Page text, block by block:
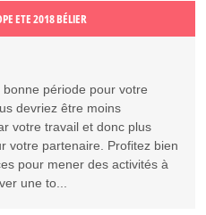
ETE 2018 BÉLIER
bonne période pour votre
devriez être moins
votre travail et donc plus
votre partenaire. Profitez bien
pour mener des activités à
une to...